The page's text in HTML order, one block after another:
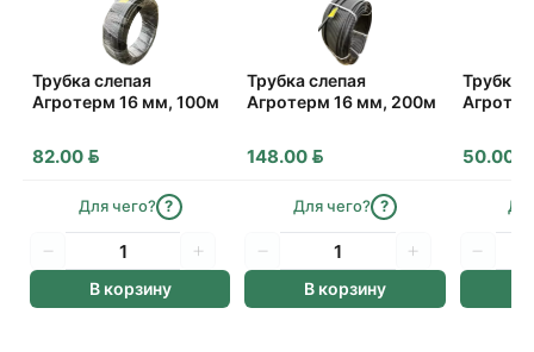
Ориентировочно: вторник, 11 августа
Деревни и агрогородки
1–2 дня ? расчет...
Ориентировочно: 11 или среда, 12 августа
Пункты выдачи (ПВЗ)
1–2 днярасчет...
Самовывоз из
пунктов выдачи по всей Беларуси
Трубка слепая
Агротерм 16 мм, 100м
82.00 BYN
Для чего? ?
В корзину
Трубка слепая
Агротерм 16 мм, 200м
148.00 BYN
Для чего? ?
В корзину
Трубка
50.00